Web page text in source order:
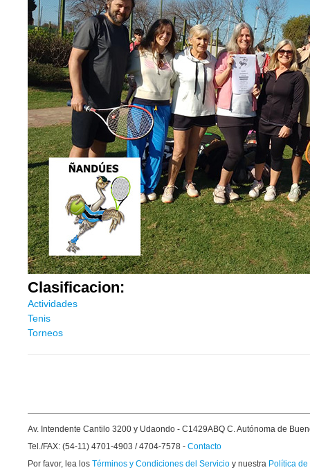
Clasificacion:
Actividades
Tenis
Torneos
Av. Intendente Cantilo 3200 y Udaondo - C1429ABQ C. Autónoma de
Tel./FAX: (54-11) 4701-4903 / 4704-7578 - Contacto
Por favor, lea los Términos y Condiciones del Servicio y nuestra Política